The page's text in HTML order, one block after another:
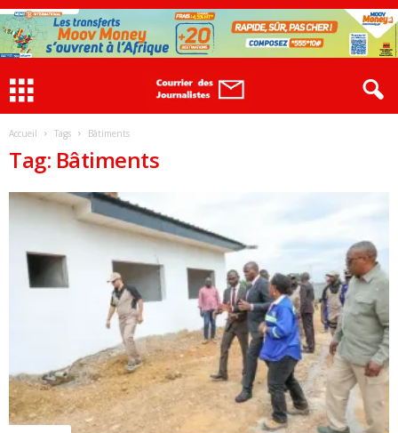
Accueil Tags Bâtiments
Tag: Bâtiments